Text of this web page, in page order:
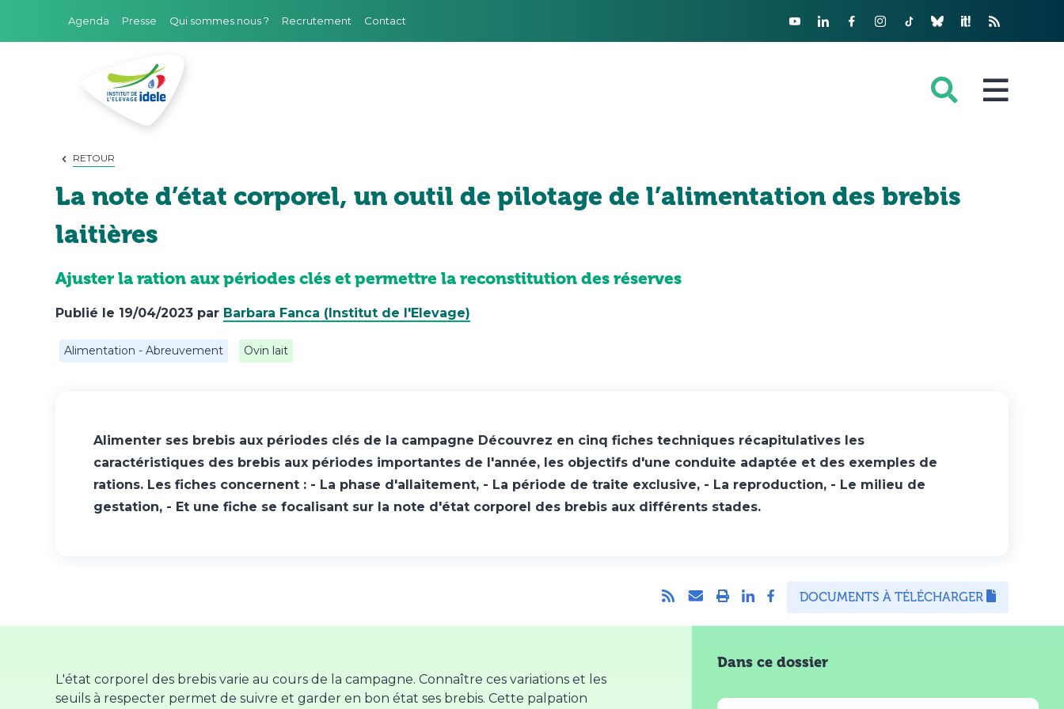
Agenda Presse Qui sommes nous ? Recrutement Contact
FILIÈRES
DOMAINES D'EXPERTISE
PROJETS ET RÉSEAUX
OUTILS
PRESTATIONS
FORMATIONS
RETOUR
La note d’état corporel, un outil de pilotage de l’alimentation des brebis
laitières
Ajuster la ration aux périodes clés et permettre la reconstitution des réserves
Publié le 19/04/2023 par Barbara Fanca (Institut de l'Elevage)
Alimentation - Abreuvement Ovin lait
Alimenter ses brebis aux périodes clés de la campagne Découvrez en cinq fiches techniques récapitulatives les
caractéristiques des brebis aux périodes importantes de l'année, les objectifs d'une conduite adaptée et des exemples de
rations. Les fiches concernent : - La phase d'allaitement, - La période de traite exclusive, - La reproduction, - Le milieu de
gestation, - Et une fiche se focalisant sur la note d'état corporel des brebis aux différents stades.
DOCUMENTS À TÉLÉCHARGER
L'état corporel des brebis varie au cours de la campagne. Connaître ces variations et les
seuils à respecter permet de suivre et garder en bon état ses brebis. Cette palpation
Dans ce dossier